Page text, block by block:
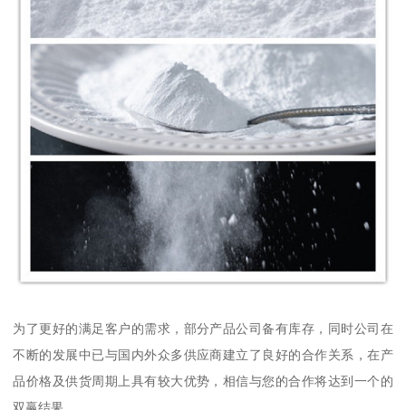
为了更好的满足客户的需求，部分产品公司备有库存，同时公司在
不断的发展中已与国内外众多供应商建立了良好的合作关系，在产
品价格及供货周期上具有较大优势，相信与您的合作将达到一个的